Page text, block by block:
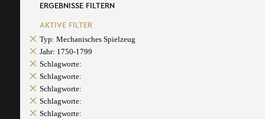
ERGEBNISSE FILTERN
AKTIVE FILTER
Typ: Mechanisches Spielzeug
Jahr: 1750-1799
Schlagworte:
Schlagworte:
Schlagworte:
Schlagworte:
Schlagworte: